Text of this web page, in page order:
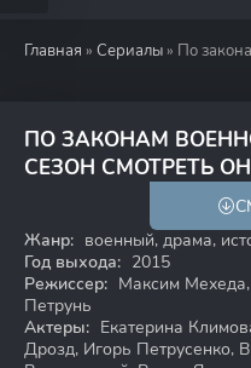
Главная » Сериалы » По
ПО ЗАКОНАМ
СЕЗОН СМОТРЕТЬ
8.1
Жанр: военный, драма,
Год выхода: 2015
Режиссер: Максим
Петрунь
Актеры: Екатерина
Дрозд, Игорь Петрусенко,